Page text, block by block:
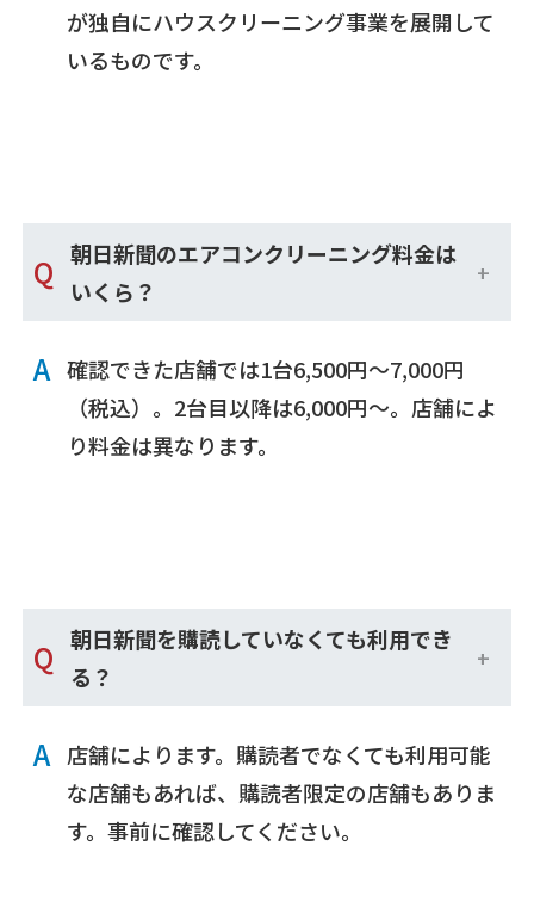
が独自にハウスクリーニング事業を展開して
いるものです。
Q 朝日新聞のエアコンクリーニング料金は
いくら？
A 確認できた店舗では1台6,500円〜7,000円
（税込）。2台目以降は6,000円〜。店舗によ
り料金は異なります。
Q 朝日新聞を購読していなくても利用でき
る？
A 店舗によります。購読者でなくても利用可能
な店舗もあれば、購読者限定の店舗もありま
す。事前に確認してください。